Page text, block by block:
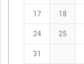
17 18
24 25
31